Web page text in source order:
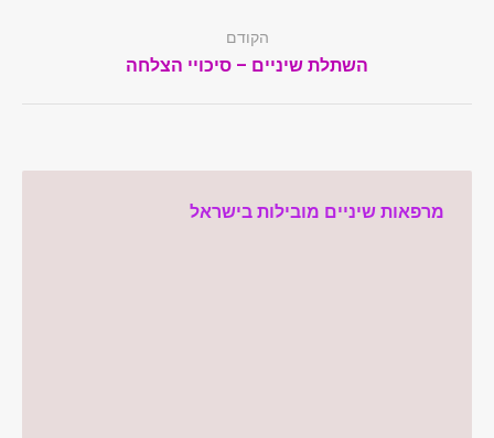
הקודם
Previous
השתלת שיניים – סיכויי הצלחה
מרפאות שיניים מובילות בישראל